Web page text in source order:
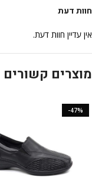
חוות דעת
אין עדיין חוות דעת.
מוצרים קשורים
-47%